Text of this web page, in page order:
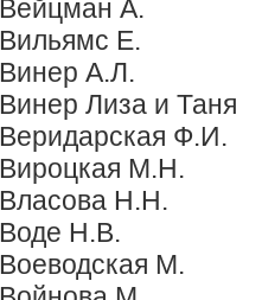
Вейцман А.
Вильямс Е.
Винер А.Л.
Винер Лиза и Таня
Веридарская Ф.И.
Вироцкая М.Н.
Власова Н.Н.
Воде Н.В.
Воеводская М.